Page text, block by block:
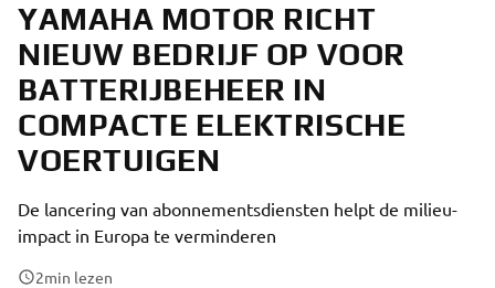
YAMAHA MOTOR RICHT
NIEUW BEDRIJF OP VOOR
BATTERIJBEHEER IN
COMPACTE ELEKTRISCHE
VOERTUIGEN
De lancering van abonnementsdiensten helpt de milieu-
impact in Europa te verminderen
2min lezen